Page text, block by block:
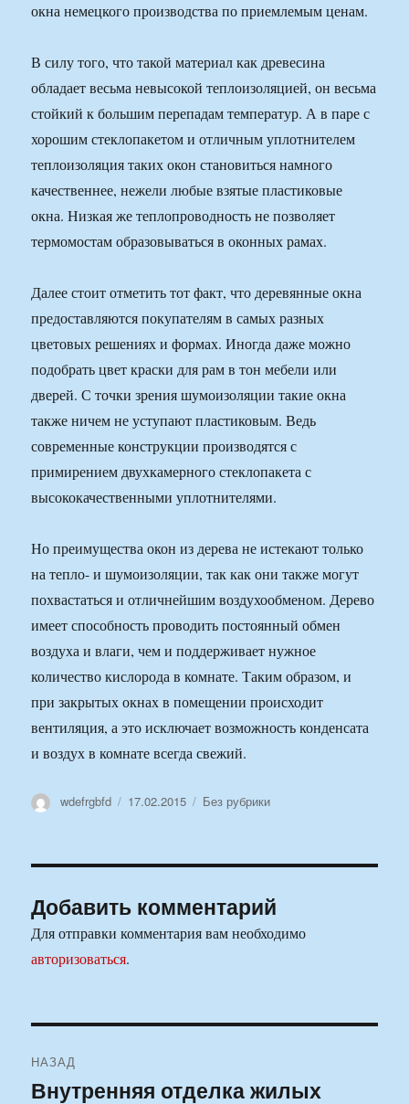
окна немецкого производства по приемлемым ценам.
В силу того, что такой материал как древесина
обладает весьма невысокой теплоизоляцией, он весьма
стойкий к большим перепадам температур. А в паре с
хорошим стеклопакетом и отличным уплотнителем
теплоизоляция таких окон становиться намного
качественнее, нежели любые взятые пластиковые
окна. Низкая же теплопроводность не позволяет
термомостам образовываться в оконных рамах.
Далее стоит отметить тот факт, что деревянные окна
предоставляются покупателям в самых разных
цветовых решениях и формах. Иногда даже можно
подобрать цвет краски для рам в тон мебели или
дверей. С точки зрения шумоизоляции такие окна
также ничем не уступают пластиковым. Ведь
современные конструкции производятся с
примирением двухкамерного стеклопакета с
высококачественными уплотнителями.
Но преимущества окон из дерева не истекают только
на тепло- и шумоизоляции, так как они также могут
похвастаться и отличнейшим воздухообменом. Дерево
имеет способность проводить постоянный обмен
воздуха и влаги, чем и поддерживает нужное
количество кислорода в комнате. Таким образом, и
при закрытых окнах в помещении происходит
вентиляция, а это исключает возможность конденсата
и воздух в комнате всегда свежий.
Автор
wdefrgbfd Опубликовано
17.02.2015 Рубрики
Без рубрики
Добавить комментарий
Для отправки комментария вам необходимо
авторизоваться.
по
НАЗАД
Предыдущая
Внутренняя отделка жилых